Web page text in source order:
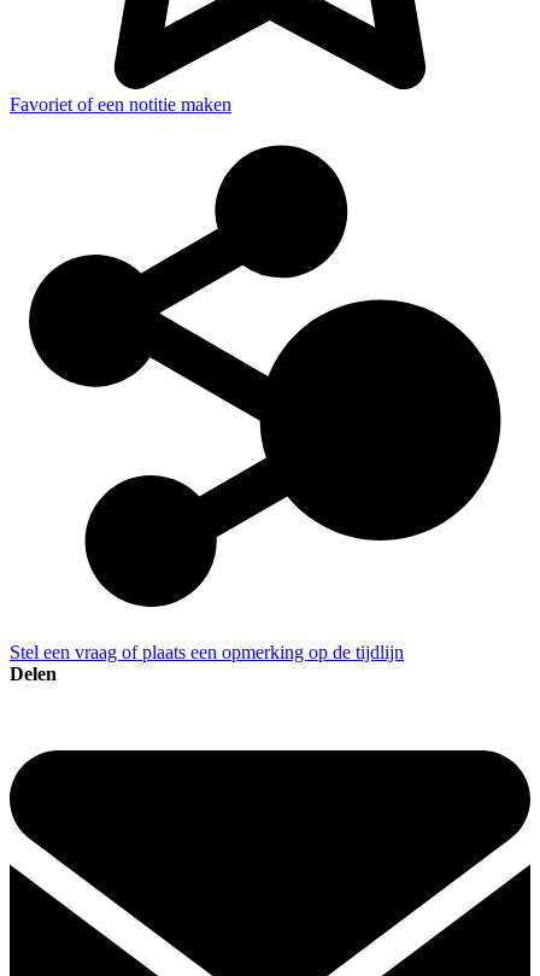
Favoriet of een notitie maken
Stel een vraag of plaats een opmerking op de tijdlijn
Delen